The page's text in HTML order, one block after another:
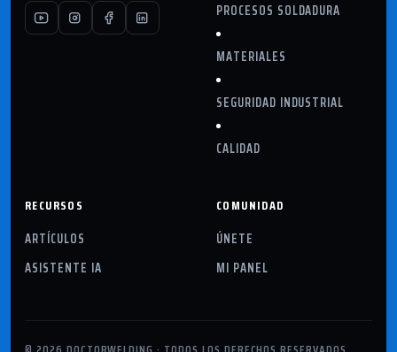
PROCESOS SOLDADURA
MATERIALES
SEGURIDAD INDUSTRIAL
CALIDAD
RECURSOS
ARTÍCULOS
ASISTENTE IA
COMUNIDAD
ÚNETE
MI PANEL